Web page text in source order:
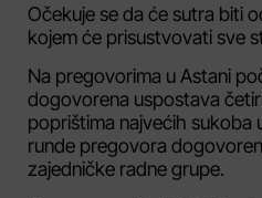
Očekuje se da će sutra biti
kojem će prisustvovati sve
Na pregovorima u Astani
dogovorena uspostava
poprištima najvećih sukoba
runde pregovora
zajedničke radne grupe.